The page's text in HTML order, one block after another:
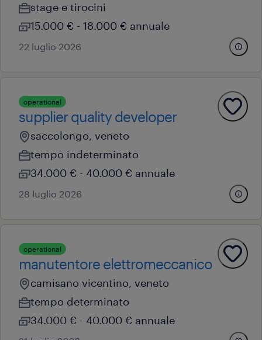
stage e tirocini
15.000 € - 18.000 € annuale
22 luglio 2026
operational
supplier quality developer
saccolongo, veneto
tempo indeterminato
34.000 € - 40.000 € annuale
28 luglio 2026
operational
manutentore elettromeccanico
camisano vicentino, veneto
tempo determinato
34.000 € - 40.000 € annuale